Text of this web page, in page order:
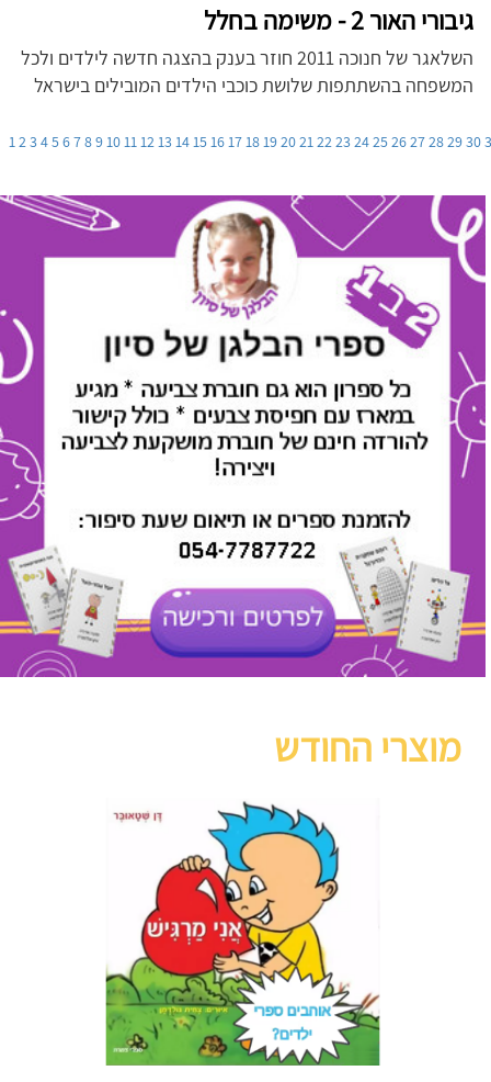
גיבורי האור 2 - משימה בחלל
השלאגר של חנוכה 2011 חוזר בענק בהצגה חדשה לילדים ולכל
המשפחה בהשתתפות שלושת כוכבי הילדים המובילים בישראל
123456789101112131415161718192021222324252627282930
מוצרי החודש